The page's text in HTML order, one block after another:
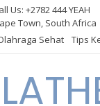
Us: +2782 444 YEAH
Town, South Africa
Sehat Tips